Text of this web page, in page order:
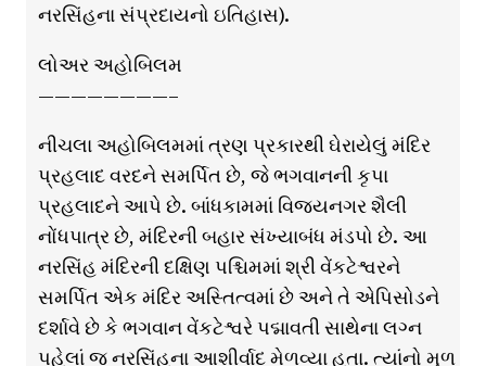
નરસિંહના સંપ્રદાયનો ઇતિહાસ).
લોઅર અહોબિલમ
————————–
નીચલા અહોબિલમમાં ત્રણ પ્રકારથી ઘેરાયેલું મંદિર
પ્રહલાદ વરદને સમર્પિત છે, જે ભગવાનની કૃપા
પ્રહલાદને આપે છે. બાંધકામમાં વિજયનગર શૈલી
નોંધપાત્ર છે, મંદિરની બહાર સંખ્યાબંધ મંડપો છે. આ
નરસિંહ મંદિરની દક્ષિણ પશ્ચિમમાં શ્રી વેંકટેશ્વરને
સમર્પિત એક મંદિર અસ્તિત્વમાં છે અને તે એપિસોડને
દર્શાવે છે કે ભગવાન વેંકટેશ્વરે પદ્માવતી સાથેના લગ્ન
પહેલાં જ નરસિંહના આશીર્વાદ મેળવ્યા હતા. ત્યાંનો મુળ